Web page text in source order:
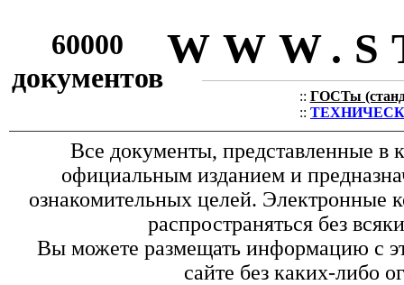
60000
документов
:: ГОСТы
::
Все документы, представленные в
официальным изданием и
ознакомительных целей. Электронные
распространяться без
Вы можете размещать информацию с
сайте без каких-либо